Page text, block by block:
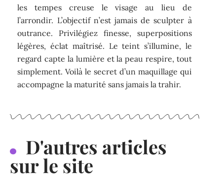
les tempes creuse le visage au lieu de
l’arrondir. L’objectif n’est jamais de sculpter à
outrance. Privilégiez finesse, superpositions
légères, éclat maîtrisé. Le teint s’illumine, le
regard capte la lumière et la peau respire, tout
simplement. Voilà le secret d’un maquillage qui
accompagne la maturité sans jamais la trahir.
D'autres articles
sur le site